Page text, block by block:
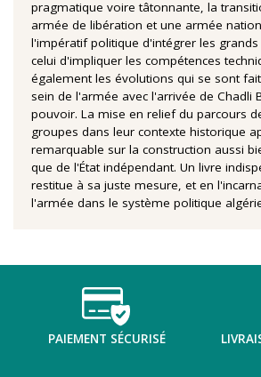
pragmatique voire tâtonnante, la
armée de libération et une armée
l'impératif politique d'intégrer les grands
celui d'impliquer les compétences
également les évolutions qui se sont
sein de l'armée avec l'arrivée de Chadli
pouvoir. La mise en relief du parcours
groupes dans leur contexte historique
remarquable sur la construction aussi
que de l'État indépendant. Un livre
restitue à sa juste mesure, et en
l'armée dans le système politique
PAIEMENT SÉCURISÉ